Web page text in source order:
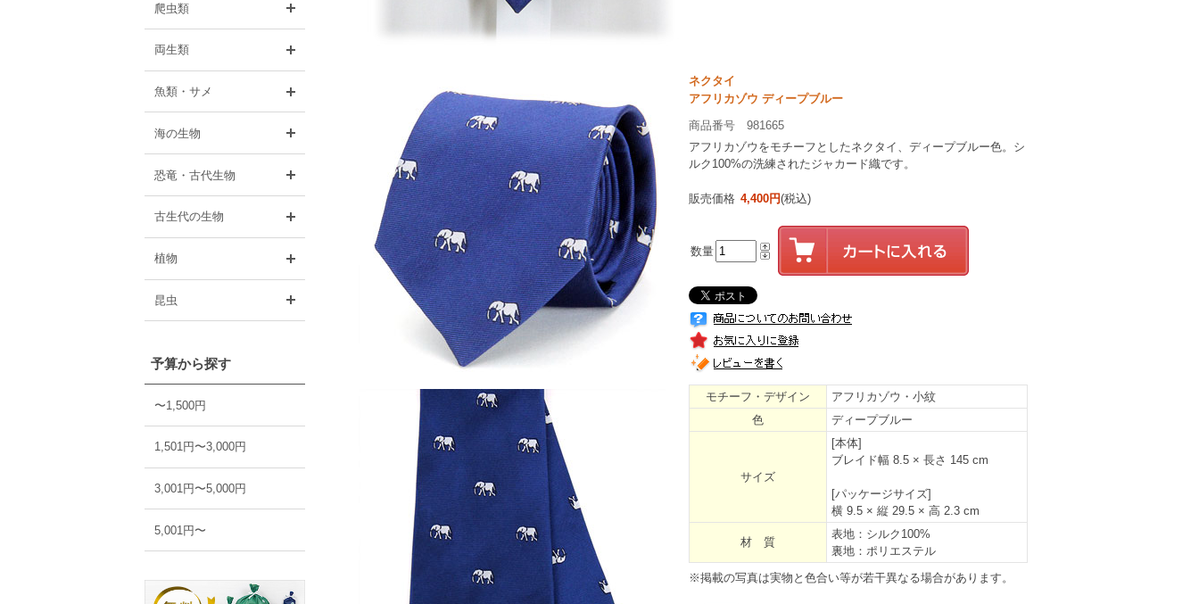
爬虫類
両生類
魚類・サメ
海の生物
恐竜・古代生物
古生代の生物
植物
昆虫
予算から探す
〜1,500円
1,501円〜3,000円
3,001円〜5,000円
5,001円〜
ネクタイ
アフリカゾウ ディープブルー
商品番号 981665
アフリカゾウをモチーフとしたネクタイ、ディープブルー色。シ
ルク100%の洗練されたジャカード織です。
販売価格 4,400円(税込)
数量
モチーフ・デザイン
アフリカゾウ・小紋
色
ディープブルー
サイズ
[本体]
ブレイド幅 8.5 × 長さ 145 cm
[パッケージサイズ]
横 9.5 × 縦 29.5 × 高 2.3 cm
材 質
表地：シルク100%
裏地：ポリエステル
※掲載の写真は実物と色合い等が若干異なる場合があります。